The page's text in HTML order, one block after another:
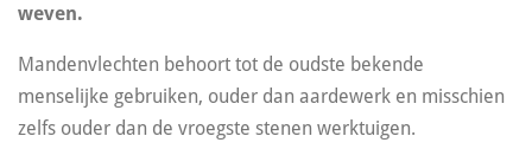
weven.
Mandenvlechten behoort tot de oudste bekende
menselijke gebruiken, ouder dan aardewerk en misschien
zelfs ouder dan de vroegste stenen werktuigen.